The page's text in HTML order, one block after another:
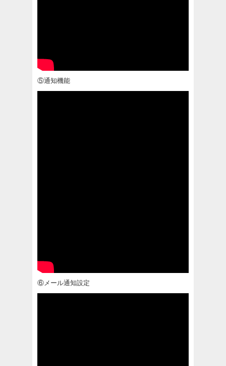
⑤通知機能
⑥メール通知設定